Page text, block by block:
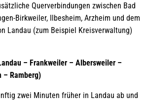
Querverbindungen zwischen Bad
Birkweiler, Ilbesheim, Arzheim und dem
Landau (zum Beispiel Kreisverwaltung)
– Frankweiler – Albersweiler –
– Ramberg)
zwei Minuten früher in Landau ab und